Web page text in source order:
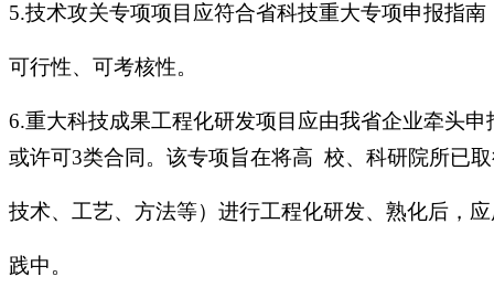
5.技术攻关专项项目应符合省科技重大专项申报指
可行性、可考核性。
6.重大科技成果工程化研发项目应由我省企业牵头
或许可3类合同。该专项旨在将高 校、科研院所已
技术、工艺、方法等）进行工程化研发、熟化后，
践中。